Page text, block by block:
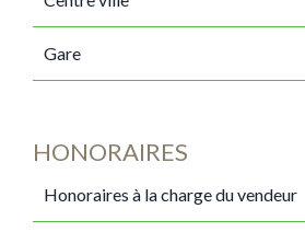
Gare
HONORAIRES
Honoraires à la charge du vendeur